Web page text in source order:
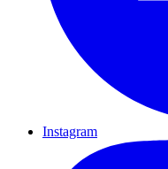
Instagram